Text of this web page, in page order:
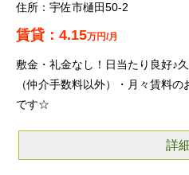
宇佐市樋田50-2
4.15万円/月
敷金・礼金なし！日当たり良好♪
（仲介手数料以外）・月々賃料
です☆
詳